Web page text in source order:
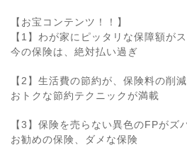
【お宝コンテンツ！！】
【1】わが家にピッタリな保障額が
今の保険は、絶対払い過ぎ
【2】生活費の節約が、保険料の削減
おトクな節約テクニックが満載
【3】保険を売らない異色のFPがズ
お勧めの保険、ダメな保険